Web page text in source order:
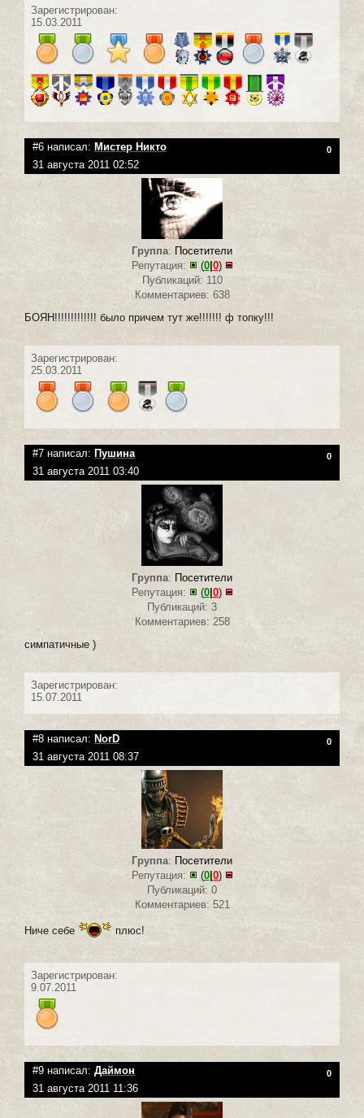
Зарегистрирован:
15.03.2011
#6 написал: Мистер Никто 0
31 августа 2011 02:52
Группа: Посетители
Репутация:
(0| 0)
Публикаций: 110
Комментариев: 638
БОЯН!!!!!!!!!!!!! было причем тут же!!!!!!! ф топку!!!
Зарегистрирован:
25.03.2011
#7 написал: Пушина 0
31 августа 2011 03:40
Группа: Посетители
Репутация:
(0| 0)
Публикаций: 3
Комментариев: 258
симпатичные )
Зарегистрирован:
15.07.2011
#8 написал: NorD 0
31 августа 2011 08:37
Группа: Посетители
Репутация:
(0| 0)
Публикаций: 0
Комментариев: 521
Ниче себе плюс!
Зарегистрирован:
9.07.2011
#9 написал: Даймон 0
31 августа 2011 11:36